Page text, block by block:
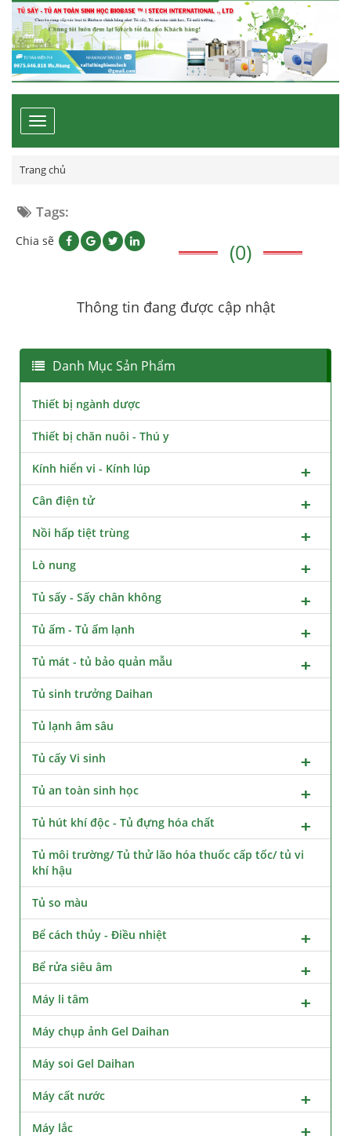
Toggle
navigation
Trang chủ
Tags:
(0)
Chia sẽ
Thông tin đang được cập nhật
Danh Mục Sản Phẩm
Thiết bị ngành dược
Thiết bị chăn nuôi - Thú y
Kính hiển vi - Kính lúp
Cân điện tử
Nồi hấp tiệt trùng
Lò nung
Tủ sấy - Sấy chân không
Tủ ấm - Tủ ấm lạnh
Tủ mát - tủ bảo quản mẫu
Tủ sinh trưởng Daihan
Tủ lạnh âm sâu
Tủ cấy Vi sinh
Tủ an toàn sinh học
Tủ hút khí độc - Tủ đựng hóa chất
Tủ môi trường/ Tủ thử lão hóa thuốc cấp tốc/ tủ vi
khí hậu
Tủ so màu
Bể cách thủy - Điều nhiệt
Bể rửa siêu âm
Máy li tâm
Máy chụp ảnh Gel Daihan
Máy soi Gel Daihan
Máy cất nước
Máy lắc